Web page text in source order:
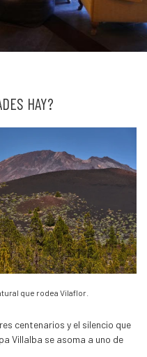
HAY?
que rodea Vilaflor.
centenarios y el silencio que
Villalba se asoma a uno de